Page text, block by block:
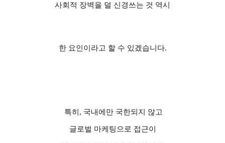
사회적 장벽을 덜 신경쓰는 것 역시
한 요인이라고 할 수 있겠습니다.
특히 , 국내에만 국한되지 않고
글로벌 마케팅으로 접근이